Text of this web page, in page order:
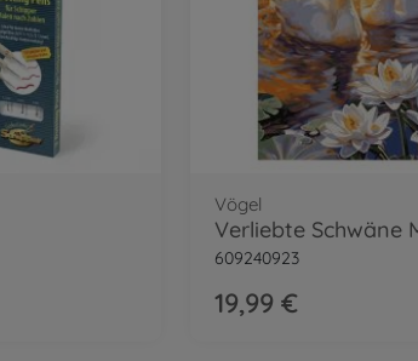
Vögel
609240923
19,99 €